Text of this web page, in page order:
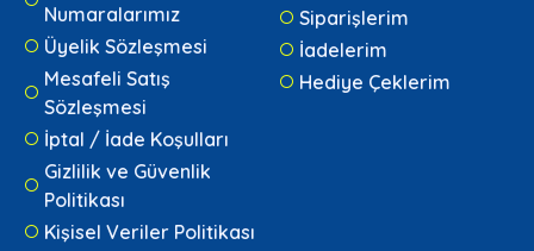
Numaralarımız
Üyelik Sözleşmesi
Mesafeli Satış
Sözleşmesi
İptal / İade Koşulları
Gizlilik ve Güvenlik
Politikası
Kişisel Veriler Politikası
Siparişlerim
İadelerim
Hediye Çeklerim